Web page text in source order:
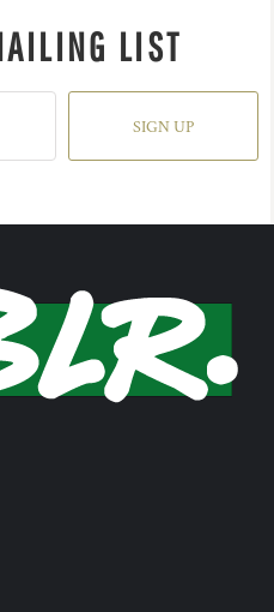
LIST
SIGN UP